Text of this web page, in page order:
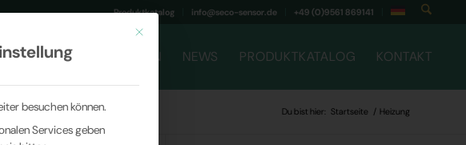
Produktkatalog info@seco-sensor.de +49 (0)9561 869141
UNTERNEHMEN NEWS PRODUKTKATALOG KONTAKT
Du bist hier: Startseite / Heizung
Mit diesem Button wird der Dialog geschlossen. Seine Funktionalität ist
besuchen können.
Services geben